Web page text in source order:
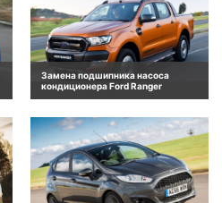
Замена подшипника насоса
кондиционера Ford Ranger